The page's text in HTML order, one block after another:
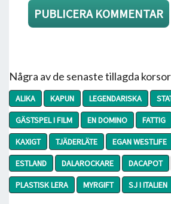
Några av de senaste tillagda
ALIKA KAPUN LEGENDARISKA
GÄSTSPEL I FILM
EN DOMINO FATTIG
KAXIGT
TJÄDERLÄTE EGAN WESTLIFE
ESTLAND
DALAROCKARE DACAPOT
PLASTISK LERA
MYRGIFT SJ I ITALIEN